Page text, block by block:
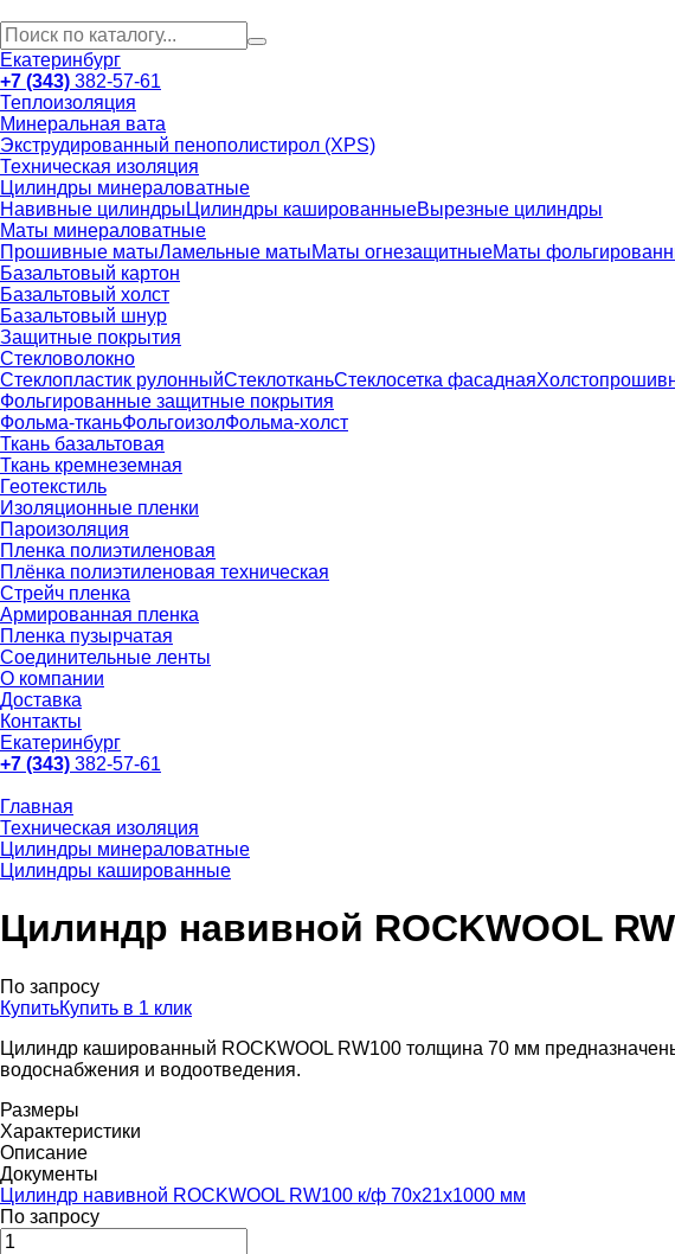
Екатеринбург
+7 (343) 382-57-61
Теплоизоляция
Минеральная вата
Экструдированный пенополистирол (XPS)
Техническая изоляция
Цилиндры минераловатные
Навивные цилиндры Цилиндры кашированныеВырезные цилиндры
Маты минераловатные
Прошивные матыЛамельные матыМаты огнезащитныеМаты
Базальтовый картон
Базальтовый холст
Базальтовый шнур
Защитные покрытия
Стекловолокно
Стеклопластик рулонныйСтеклотканьСтеклосетка фасадная
Фольгированные защитные покрытия
Фольма-тканьФольгоизолФольма-холст
Ткань базальтовая
Ткань кремнеземная
Геотекстиль
Изоляционные пленки
Пароизоляция
Пленка полиэтиленовая
Плёнка полиэтиленовая техническая
Стрейч пленка
Армированная пленка
Пленка пузырчатая
Соединительные ленты
О компании
Доставка
Контакты
Екатеринбург
+7 (343) 382-57-61
Главная
Техническая изоляция
Цилиндры минераловатные
Цилиндры кашированные
Цилиндр навивной ROCKWOOL
По запросу
КупитьКупить в 1 клик
Цилиндр кашированный ROCKWOOL RW100 толщина 70 мм
водоснабжения и водоотведения.
Размеры
Характеристики
Описание
Документы
Цилиндр навивной ROCKWOOL RW100 к/ф 70x21x1000 мм
По запросу